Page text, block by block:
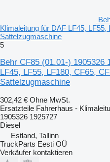
Klimaleitung für DAF LF45,
Sattelzugmaschine
5
Behr CF85 (01.01-) 1905326
LF45, LF55, LF180, CF65,
Sattelzugmaschine
302,42 € Ohne MwSt.
Ersatzteile Fahrerhaus -
1905326 1925727
Diesel
Estland, Tallinn
TruckParts Eesti OÜ
Verkäufer kontaktieren